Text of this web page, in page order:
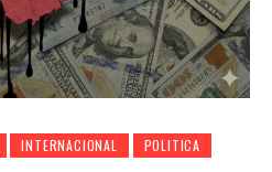
INTERNACIONAL POLITICA